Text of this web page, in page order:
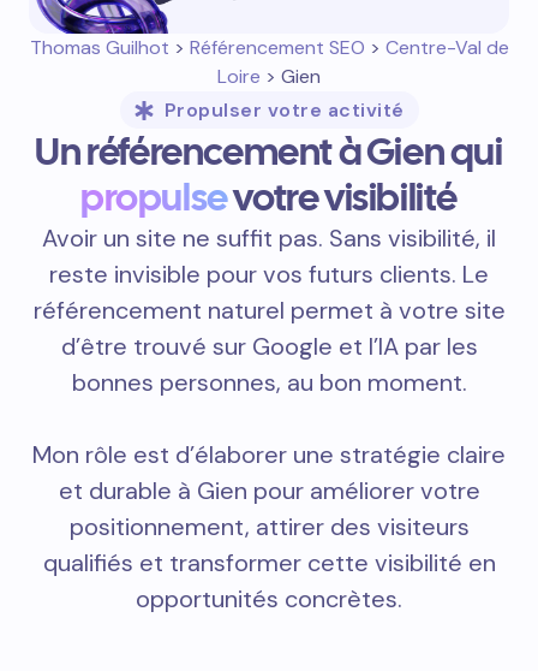
Thomas Guilhot > Référencement SEO > Centre-Val de
Loire > Gien
Propulser votre activité
Un référencement à Gien qui
propulsevotre visibilité
Avoir un site ne suffit pas. Sans visibilité, il
reste invisible pour vos futurs clients. Le
référencement naturel permet à votre site
d’être trouvé sur Google et l’IA par les
bonnes personnes, au bon moment.
Mon rôle est d’élaborer une stratégie claire
et durable à Gien pour améliorer votre
positionnement, attirer des visiteurs
qualifiés et transformer cette visibilité en
opportunités concrètes.